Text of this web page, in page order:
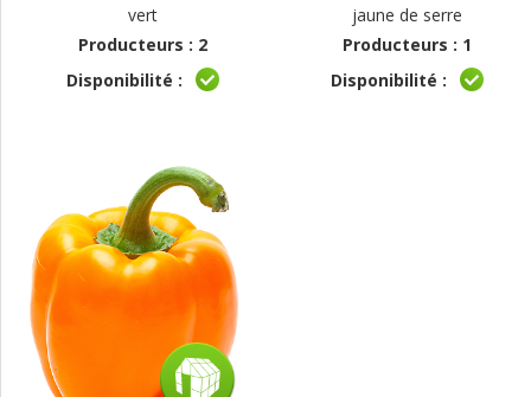
vert
Producteurs : 2
Disponibilité :
jaune de serre
Producteurs : 1
Disponibilité :